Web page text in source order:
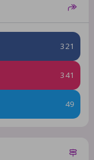
321
341
49